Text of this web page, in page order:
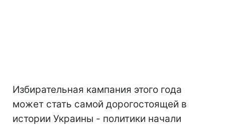
Избирательная кампания этого года
может стать самой дорогостоящей в
истории Украины - политики начали